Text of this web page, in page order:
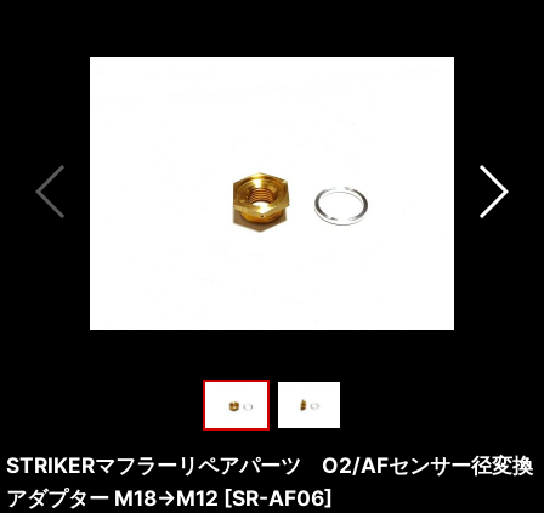
STRIKERマフラーリペアパーツ O2/AFセンサー径変換
アダプター M18→M12 [SR-AF06]